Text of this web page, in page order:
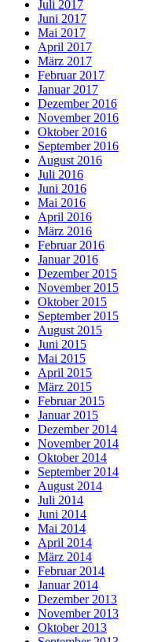
Juli 2017
Juni 2017
Mai 2017
April 2017
März 2017
Februar 2017
Januar 2017
Dezember 2016
November 2016
Oktober 2016
September 2016
August 2016
Juli 2016
Juni 2016
Mai 2016
April 2016
März 2016
Februar 2016
Januar 2016
Dezember 2015
November 2015
Oktober 2015
September 2015
August 2015
Juni 2015
Mai 2015
April 2015
März 2015
Februar 2015
Januar 2015
Dezember 2014
November 2014
Oktober 2014
September 2014
August 2014
Juli 2014
Juni 2014
Mai 2014
April 2014
März 2014
Februar 2014
Januar 2014
Dezember 2013
November 2013
Oktober 2013